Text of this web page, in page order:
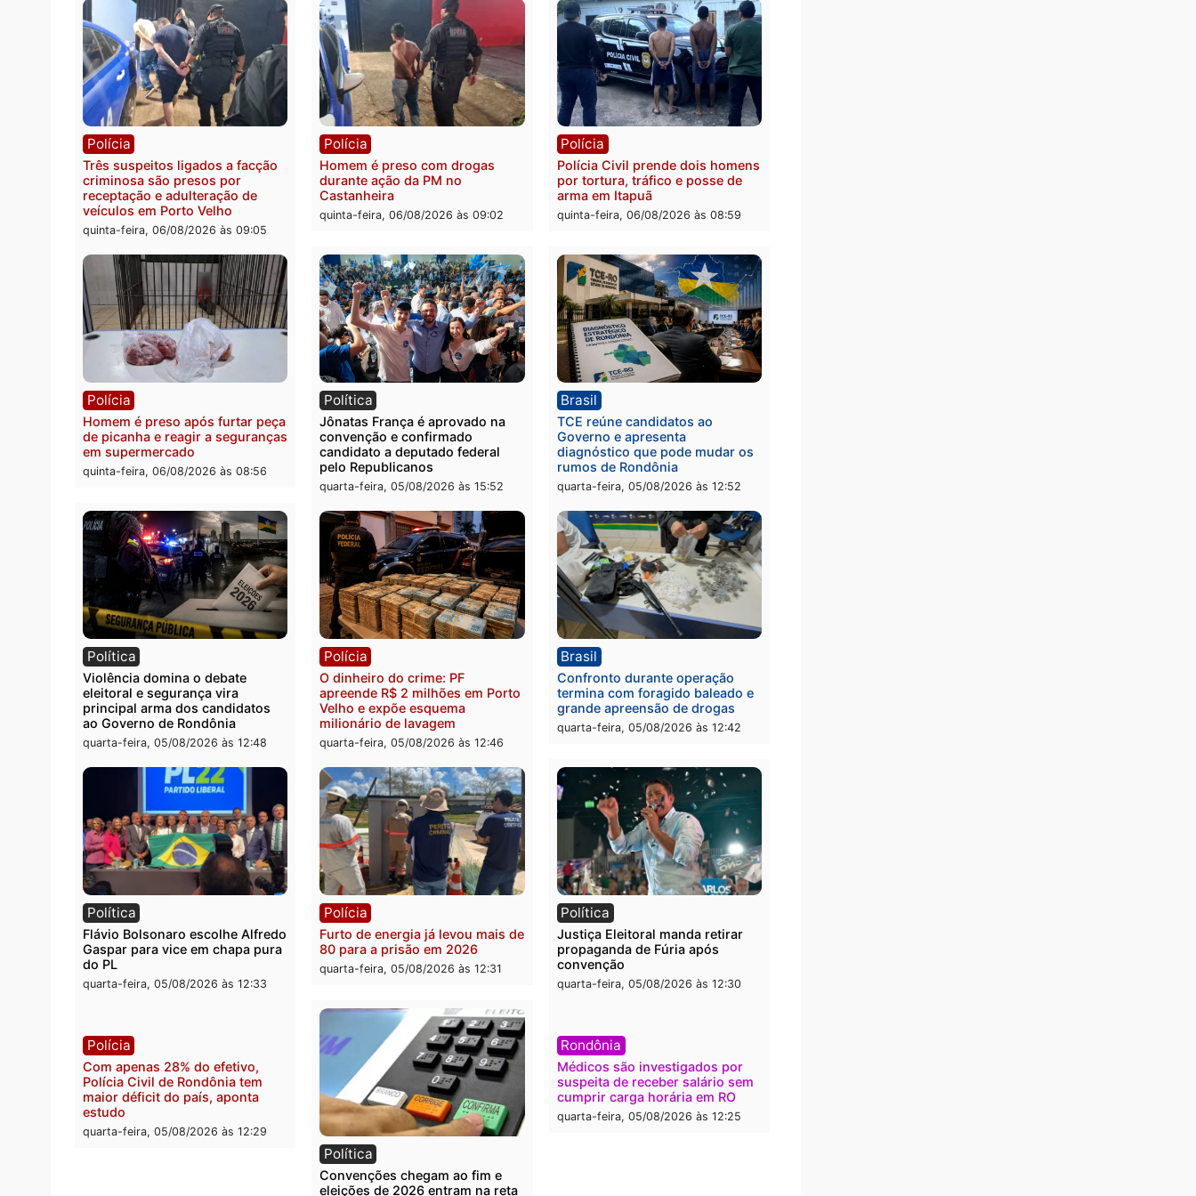
Polícia
Policiais militares recuperam
moto furtada e prendem trio na
zona Leste
quinta-feira, 06/08/2026 às 09:28
Polícia
Jovem é encontrado morto na
Rua dos Cravos e caso é
investigado pela polícia em RO
quinta-feira, 06/08/2026 às 09:26
Polícia
Homem é esfaqueado no tórax
durante briga com vizinho no
bairro Ulysses Guimarães
Polícia
Três suspeitos ligados a facção
criminosa são presos por
receptação e adulteração de
veículos em Porto Velho
quinta-feira, 06/08/2026 às 09:05
Polícia
Homem é preso com drogas
durante ação da PM no
Castanheira
quinta-feira, 06/08/2026 às 09:02
Polícia
Polícia Civil prende dois homens
por tortura, tráfico e posse de
quinta-feira, 06/08/2026 às 08:59
Polícia
Homem é preso após furtar peça
de picanha e reagir a seguranças
em supermercado
quinta-feira, 06/08/2026 às 08:56
Política
Jônatas França é aprovado na
convenção e confirmado
candidato a deputado federal
pelo Republicanos
quarta-feira, 05/08/2026 às 15:52
Brasil
diagnóstico que pode mudar os
rumos de Rondônia
quarta-feira, 05/08/2026 às 12:52
Política
Violência domina o debate
eleitoral e segurança vira
principal arma dos candidatos
ao Governo de Rondônia
Polícia
O dinheiro do crime: PF
apreende R$ 2 milhões em Porto
Velho e expõe esquema
milionário de lavagem
Confronto durante operação
termina com foragido baleado e
grande apreensão de drogas
quarta-feira, 05/08/2026 às 12:42
Polícia